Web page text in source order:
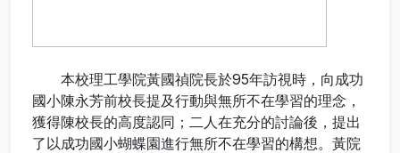
本校理工學院黃國禎院長於95年訪視時，向成功
國小陳永芳前校長提及行動與無所不在學習的理念，
獲得陳校長的高度認同；二人在充分的討論後，提出
了以成功國小蝴蝶園進行無所不在學習的構想。黃院